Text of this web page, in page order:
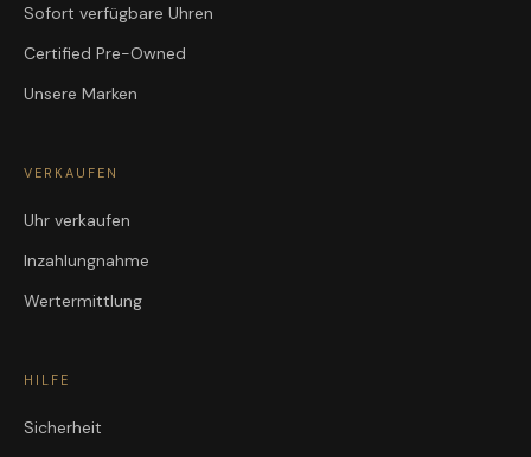
Sofort verfügbare Uhren
Certified Pre-Owned
Unsere Marken
VERKAUFEN
Uhr verkaufen
Inzahlungnahme
Wertermittlung
HILFE
Sicherheit